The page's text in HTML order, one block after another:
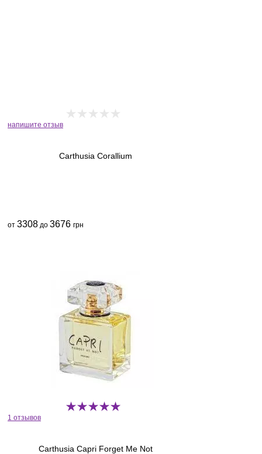
напишите отзыв
Carthusia Corallium
от 3308 до 3676 грн
1 отзывов
Carthusia Capri Forget Me Not